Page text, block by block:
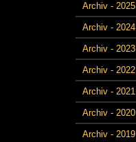
Archiv - 2025
Archiv - 2024
Archiv - 2023
Archiv - 2022
Archiv - 2021
Archiv - 2020
Archiv - 2019